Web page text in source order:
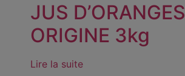
JUS D’ORANGES
ORIGINE 3kg
Lire la suite